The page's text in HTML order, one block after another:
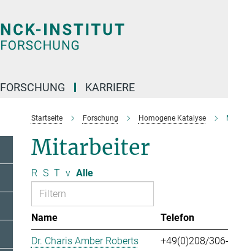
FORSCHUNG KARRIERE
Startseite Forschung Homogene Katalyse
Mitarbeiter
R S T v Alle
Name Telefon
Dr. Charis Amber Roberts
+49(0)208/306-